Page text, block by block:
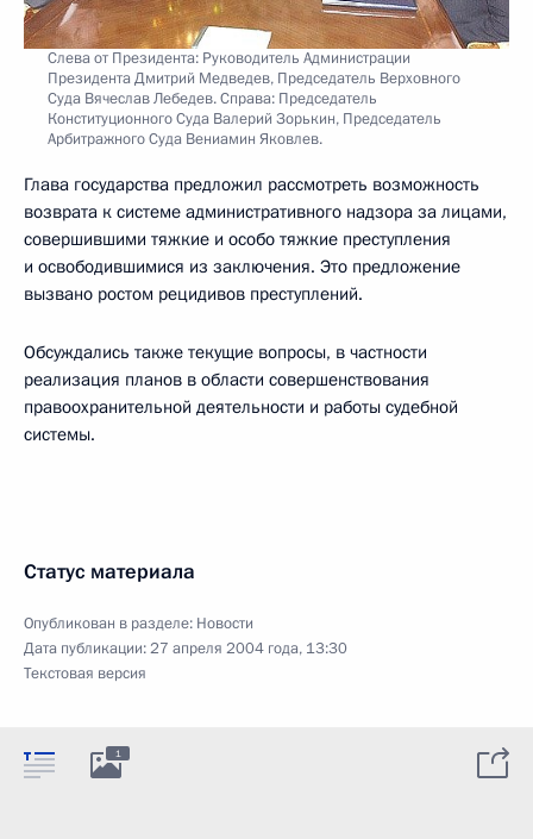
Слева от Президента: Руководитель Администрации
Президента Дмитрий Медведев, Председатель Верховного
Суда Вячеслав Лебедев. Справа: Председатель
Конституционного Суда Валерий Зорькин, Председатель
Арбитражного Суда Вениамин Яковлев.
Глава государства предложил рассмотреть возможность
возврата к системе административного надзора за лицами,
совершившими тяжкие и особо тяжкие преступления
и освободившимися из заключения. Это предложение
вызвано ростом рецидивов преступлений.
Обсуждались также текущие вопросы, в частности
реализация планов в области совершенствования
правоохранительной деятельности и работы судебной
системы.
Статус материала
Опубликован в разделе: Новости
Дата публикации:27 апреля 2004 года, 13:30
Текстовая версия
1